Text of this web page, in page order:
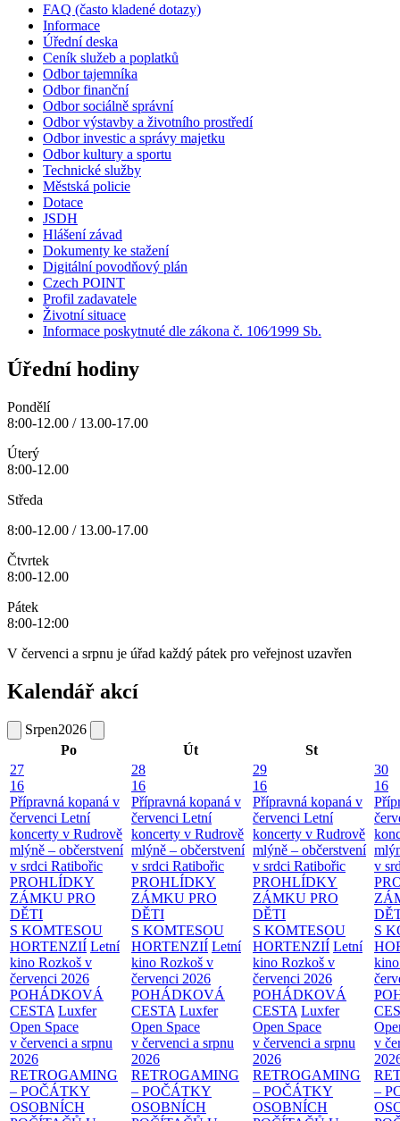
FAQ (často kladené dotazy)
Informace
Úřední deska
Ceník služeb a poplatků
Odbor tajemníka
Odbor finanční
Odbor sociálně správní
Odbor výstavby a životního prostředí
Odbor investic a správy majetku
Odbor kultury a sportu
Technické služby
Městská policie
Dotace
JSDH
Hlášení závad
Dokumenty ke stažení
Digitální povodňový plán
Czech POINT
Profil zadavatele
Životní situace
Informace poskytnuté dle zákona č. 106⁄1999 Sb.
Úřední hodiny
Pondělí
8:00-12.00 / 13.00-17.00
Úterý
8:00-12.00
Středa
8:00-12.00 / 13.00-17.00
Čtvrtek
8:00-12.00
Pátek
8:00-12:00
V červenci a srpnu je úřad každý pátek pro veřejnost uzavřen
Kalendář akcí
Srpen2026
Po
Út
St
27
16
Přípravná kopaná v
červenci Letní
koncerty v Rudrově
mlýně – občerstvení
v srdci Ratibořic
PROHLÍDKY
ZÁMKU PRO
DĚTI
S KOMTESOU
HORTENZIÍ Letní
kino Rozkoš v
červenci 2026
POHÁDKOVÁ
CESTA Luxfer
Open Space
v červenci a srpnu
2026
RETROGAMING
– POČÁTKY
OSOBNÍCH
28
16
Přípravná kopaná v
červenci Letní
koncerty v Rudrově
mlýně – občerstvení
v srdci Ratibořic
PROHLÍDKY
ZÁMKU PRO
DĚTI
S KOMTESOU
HORTENZIÍ Letní
kino Rozkoš v
červenci 2026
POHÁDKOVÁ
CESTA Luxfer
Open Space
v červenci a srpnu
2026
RETROGAMING
– POČÁTKY
OSOBNÍCH
29
16
Přípravná kopaná v
červenci Letní
koncerty v Rudrově
mlýně – občerstvení
v srdci Ratibořic
PROHLÍDKY
ZÁMKU PRO
DĚTI
S KOMTESOU
HORTENZIÍ Letní
kino Rozkoš v
červenci 2026
POHÁDKOVÁ
CESTA Luxfer
Open Space
v červenci a srpnu
2026
RETROGAMING
– POČÁTKY
OSOBNÍCH
30
16
v
S
v
–